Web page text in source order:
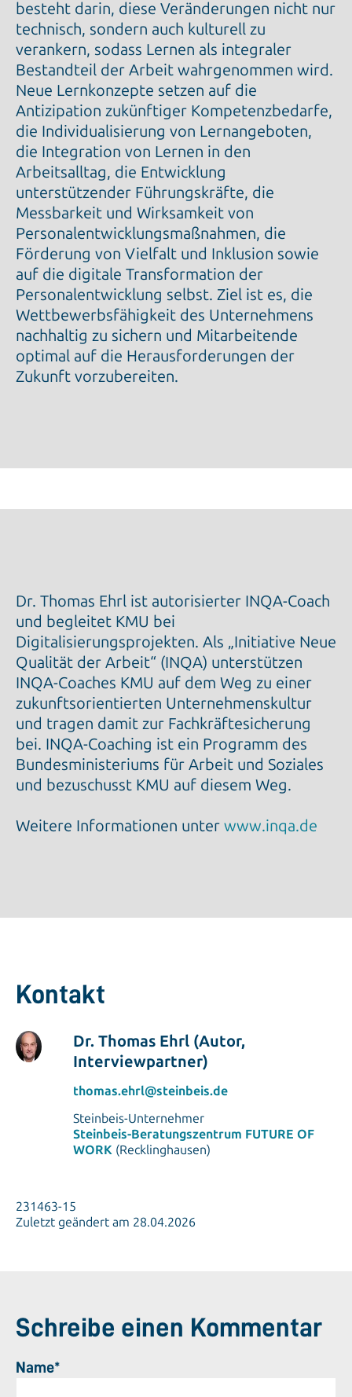
besteht darin, diese Veränderungen nicht nur
technisch, sondern auch kulturell zu
verankern, sodass Lernen als integraler
Bestandteil der Arbeit wahrgenommen wird.
Neue Lernkonzepte setzen auf die
Antizipation zukünftiger Kompetenzbedarfe,
die Individualisierung von Lernangeboten,
die Integration von Lernen in den
Arbeitsalltag, die Entwicklung
unterstützender Führungskräfte, die
Messbarkeit und Wirksamkeit von
Personalentwicklungsmaßnahmen, die
Förderung von Vielfalt und Inklusion sowie
auf die digitale Transformation der
Personalentwicklung selbst. Ziel ist es, die
Wettbewerbsfähigkeit des Unternehmens
nachhaltig zu sichern und Mitarbeitende
optimal auf die Herausforderungen der
Zukunft vorzubereiten.
Dr. Thomas Ehrl ist autorisierter INQA-Coach
und begleitet KMU bei
Digitalisierungsprojekten. Als „Initiative Neue
Qualität der Arbeit“ (INQA) unterstützen
INQA-Coaches KMU auf dem Weg zu einer
zukunftsorientierten Unternehmenskultur
und tragen damit zur Fachkräftesicherung
bei. INQA-Coaching ist ein Programm des
Bundesministeriums für Arbeit und Soziales
und bezuschusst KMU auf diesem Weg.
Weitere Informationen unter www.inqa.de
Kontakt
Dr. Thomas Ehrl (Autor,
Interviewpartner)
thomas.ehrl@steinbeis.de
Steinbeis-Unternehmer
Steinbeis-Beratungszentrum FUTURE OF
WORK (Recklinghausen)
231463-15
Zuletzt geändert am 28.04.2026
Schreibe einen Kommentar
Name*